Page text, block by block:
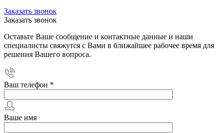
Заказать звонок
Заказать звонок
Оставьте Ваше сообщение и контактные данные и наши
специалисты свяжутся с Вами в ближайшее рабочее время для
решения Вашего вопроса.
Ваш телефон *
Ваше имя